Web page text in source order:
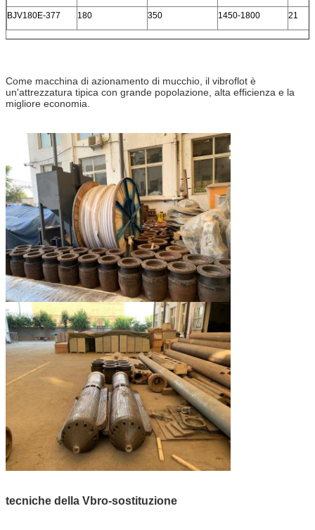
BJV180E-377 180 350 1450-1800 21
Come macchina di azionamento di mucchio, il vibroflot è
un'attrezzatura tipica con grande popolazione, alta efficienza e la
migliore economia.
tecniche della Vbro-sostituzione